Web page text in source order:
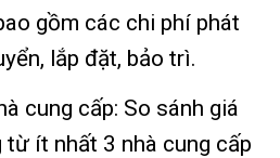
gồm các chi phí phát
lắp đặt, bảo trì.
cung cấp: So sánh giá
ít nhất 3 nhà cung cấp